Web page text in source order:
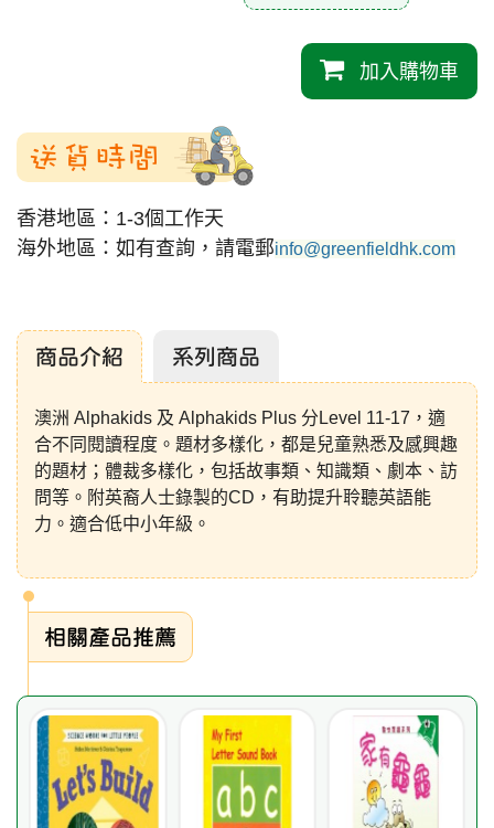
加入購物車
送貨時間
香港地區：1-3個工作天
海外地區：如有查詢，請電郵info@greenfieldhk.com
商品介紹 系列商品
澳洲 Alphakids 及 Alphakids Plus 分Level 11-17，適
合不同閱讀程度。題材多樣化，都是兒童熟悉及感興趣
的題材；體裁多樣化，包括故事類、知識類、劇本、訪
問等。附英裔人士錄製的CD，有助提升聆聽英語能
力。適合低中小年級。
相關產品推薦